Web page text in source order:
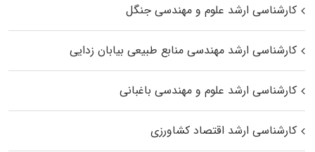
کارشناسی ارشد علوم و مهندسی جنگل
کارشناسی ارشد مهندسی منابع طبیعی بیابان زدایی
کارشناسی ارشد علوم و مهندسی باغبانی
کارشناسی ارشد اقتصاد کشاورزی